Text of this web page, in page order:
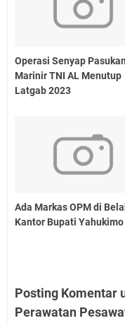
Operasi Senyap Pasukan
Marinir TNI AL Menutup
Latgab 2023
Ada Markas OPM di
Kantor Bupati Yahukimo
Posting Komentar
Perawatan